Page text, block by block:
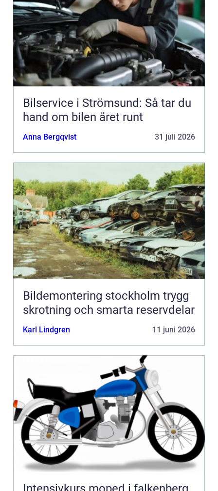
Bilservice i Strömsund: Så tar du
hand om bilen året runt
Anna Bergqvist 31 juli 2026
Bildemontering stockholm trygg
skrotning och smarta reservdelar
Karl Lindgren 11 juni 2026